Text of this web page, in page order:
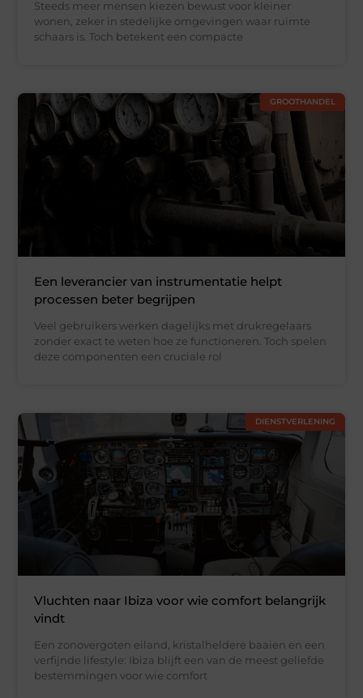
Steeds meer mensen kiezen bewust voor kleiner
wonen, zeker in stedelijke omgevingen waar ruimte
schaars is. Toch betekent een compacte
GROOTHANDEL
Een leverancier van instrumentatie helpt
processen beter begrijpen
Veel gebruikers werken dagelijks met drukregelaars
zonder exact te weten hoe ze functioneren. Toch spelen
deze componenten een cruciale rol
DIENSTVERLENING
Vluchten naar Ibiza voor wie comfort belangrijk
vindt
Een zonovergoten eiland, kristalheldere baaien en een
verfijnde lifestyle: Ibiza blijft een van de meest geliefde
bestemmingen voor wie comfort